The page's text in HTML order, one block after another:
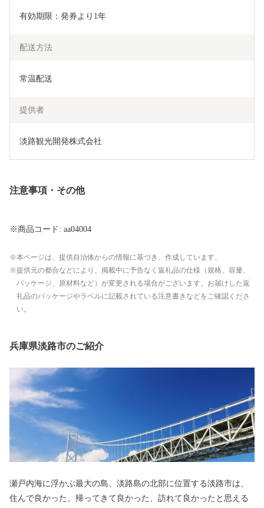
有効期限：発券より1年
配送方法
常温配送
提供者
淡路観光開発株式会社
注意事項・その他
※商品コード: aa04004
本ページは、提供自治体からの情報に基づき、作成しています。
提供元の都合などにより、掲載中に予告なく返礼品の仕様（規格、容量、
パッケージ、原材料など）が変更される場合がございます。お届けした返
礼品のパッケージやラベルに記載されている注意書きなどをご確認くださ
い。
兵庫県淡路市のご紹介
瀬戸内海に浮かぶ最大の島、淡路島の北部に位置する淡路市は、
住んで良かった、帰ってきて良かった、訪れて良かったと思える